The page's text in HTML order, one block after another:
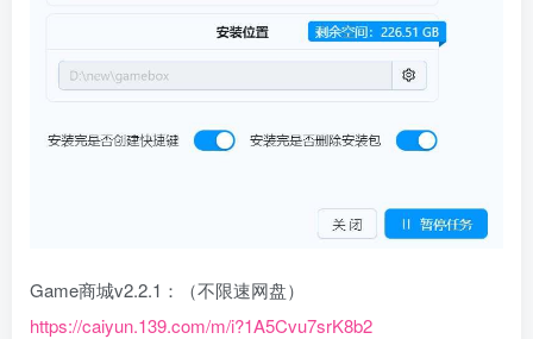
Game商城v2.2.1：（不限速网盘）
https://caiyun.139.com/m/i?1A5Cvu7srK8b2